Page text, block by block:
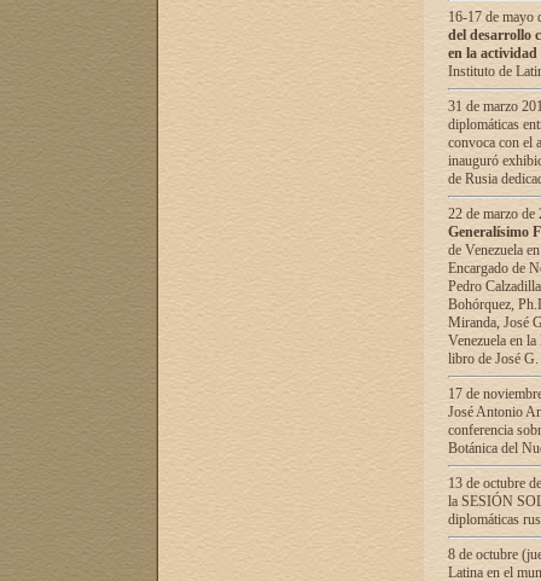
16-17 de mayo
del desarrollo
en la
Instituto de
31 de marzo
diplomáticas
convoca con el
inauguró
de Rusia
22 de marzo
Generalísimo
de Venezuela
Encargado de
Pedro
Bohórquez,
Miranda, José
Venezuela en
libro de José
17 de
José Antonio
conferencia
Botánica del
13 de octubre
la SESIÓN
diplomáticas
8 de octubre
Latina en el